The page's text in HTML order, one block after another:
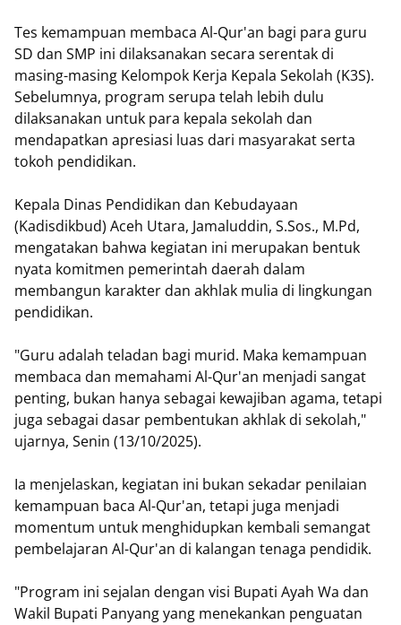
Tes kemampuan membaca Al-Qur'an bagi para guru
SD dan SMP ini dilaksanakan secara serentak di
masing-masing Kelompok Kerja Kepala Sekolah (K3S).
Sebelumnya, program serupa telah lebih dulu
dilaksanakan untuk para kepala sekolah dan
mendapatkan apresiasi luas dari masyarakat serta
tokoh pendidikan.
Kepala Dinas Pendidikan dan Kebudayaan
(Kadisdikbud) Aceh Utara, Jamaluddin, S.Sos., M.Pd,
mengatakan bahwa kegiatan ini merupakan bentuk
nyata komitmen pemerintah daerah dalam
membangun karakter dan akhlak mulia di lingkungan
pendidikan.
"Guru adalah teladan bagi murid. Maka kemampuan
membaca dan memahami Al-Qur'an menjadi sangat
penting, bukan hanya sebagai kewajiban agama, tetapi
juga sebagai dasar pembentukan akhlak di sekolah,"
ujarnya, Senin (13/10/2025).
Ia menjelaskan, kegiatan ini bukan sekadar penilaian
kemampuan baca Al-Qur'an, tetapi juga menjadi
momentum untuk menghidupkan kembali semangat
pembelajaran Al-Qur'an di kalangan tenaga pendidik.
"Program ini sejalan dengan visi Bupati Ayah Wa dan
Wakil Bupati Panyang yang menekankan penguatan